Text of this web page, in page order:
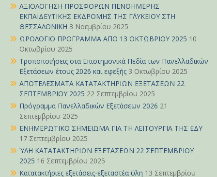
ΑΞΙΟΛΟΓΗΣΗ ΠΡΟΣΦΟΡΩΝ ΠΕΝΘΗΜΕΡΗΣ
ΕΚΠΑΙΔΕΥΤΙΚΗΣ ΕΚΔΡΟΜΗΣ ΤΗΣ Γ΄ΛΥΚΕΙΟΥ ΣΤΗ
ΘΕΣΣΑΛΟΝΙΚΗ 3 Νοεμβρίου 2025
ΩΡΟΛΟΓΙΟ ΠΡΟΓΡΑΜΜΑ ΑΠΟ 13 ΟΚΤΩΒΡΙΟΥ 2025 10
Οκτωβρίου 2025
Τροποποιήσεις στα Επιστημονικά Πεδία των Πανελλαδικών
Εξετάσεων έτους 2026 και εφεξής 3 Οκτωβρίου 2025
ΑΠΟΤΕΛΕΣΜΑΤΑ ΚΑΤΑΤΑΚΤΗΡΙΩΝ ΕΞΕΤΑΣΕΩΝ 22
ΣΕΠΤΕΜΒΡΙΟΥ 2025 22 Σεπτεμβρίου 2025
Πρόγραμμα Πανελλαδικών Εξετάσεων 2026 21
Σεπτεμβρίου 2025
ΕΝΗΜΕΡΩΤΙΚΟ ΣΗΜΕΙΩΜΑ ΓΙΑ ΤΗ ΛΕΙΤΟΥΡΓΙΑ ΤΗΣ ΕΔΥ
17 Σεπτεμβρίου 2025
ΎΛΗ ΚΑΤΑΤΑΚΤΗΡΙΩΝ ΕΞΕΤΑΣΕΩΝ 22 ΣΕΠΤΕΜΒΡΙΟΥ
2025 16 Σεπτεμβρίου 2025
Κατατακτήριες εξετάσεις-εξεταστέα ύλη 13 Σεπτεμβρίου